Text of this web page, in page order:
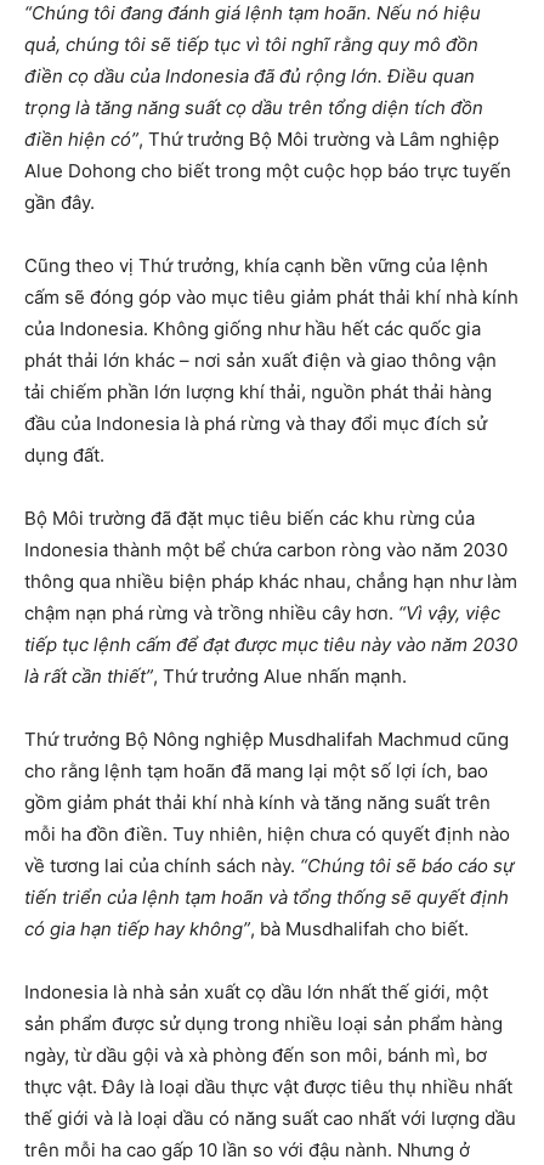
“Chúng tôi đang đánh giá lệnh tạm hoãn. Nếu nó hiệu
quả, chúng tôi sẽ tiếp tục vì tôi nghĩ rằng quy mô đồn
điền cọ dầu của Indonesia đã đủ rộng lớn. Điều quan
trọng là tăng năng suất cọ dầu trên tổng diện tích đồn
điền hiện có”, Thứ trưởng Bộ Môi trường và Lâm nghiệp
Alue Dohong cho biết trong một cuộc họp báo trực tuyến
gần đây.
Cũng theo vị Thứ trưởng, khía cạnh bền vững của lệnh
cấm sẽ đóng góp vào mục tiêu giảm phát thải khí nhà kính
của Indonesia. Không giống như hầu hết các quốc gia
phát thải lớn khác – nơi sản xuất điện và giao thông vận
tải chiếm phần lớn lượng khí thải, nguồn phát thải hàng
đầu của Indonesia là phá rừng và thay đổi mục đích sử
dụng đất.
Bộ Môi trường đã đặt mục tiêu biến các khu rừng của
Indonesia thành một bể chứa carbon ròng vào năm 2030
thông qua nhiều biện pháp khác nhau, chẳng hạn như làm
chậm nạn phá rừng và trồng nhiều cây hơn. “Vì vậy, việc
tiếp tục lệnh cấm để đạt được mục tiêu này vào năm 2030
là rất cần thiết”, Thứ trưởng Alue nhấn mạnh.
Thứ trưởng Bộ Nông nghiệp Musdhalifah Machmud cũng
cho rằng lệnh tạm hoãn đã mang lại một số lợi ích, bao
gồm giảm phát thải khí nhà kính và tăng năng suất trên
mỗi ha đồn điền. Tuy nhiên, hiện chưa có quyết định nào
về tương lai của chính sách này. “Chúng tôi sẽ báo cáo sự
tiến triển của lệnh tạm hoãn và tổng thống sẽ quyết định
có gia hạn tiếp hay không”, bà Musdhalifah cho biết.
Indonesia là nhà sản xuất cọ dầu lớn nhất thế giới, một
sản phẩm được sử dụng trong nhiều loại sản phẩm hàng
ngày, từ dầu gội và xà phòng đến son môi, bánh mì, bơ
thực vật. Đây là loại dầu thực vật được tiêu thụ nhiều nhất
thế giới và là loại dầu có năng suất cao nhất với lượng dầu
trên mỗi ha cao gấp 10 lần so với đậu nành. Nhưng ở